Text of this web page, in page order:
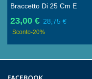
Braccetto Di 25 Cm E
Diametro 2 Cm In Carbonio
Galleggiante Per Staffe E
23,00 € 28,75 €
Sconto-20%